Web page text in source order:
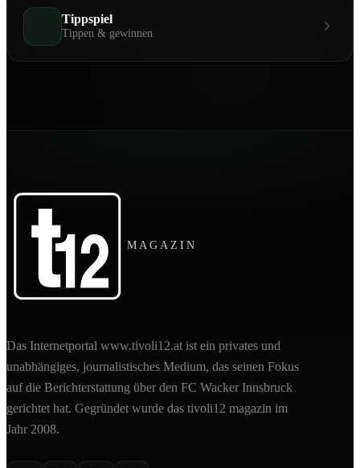
Tippspiel
Tippen & gewinnen
MAGAZIN
Das Internetportal www.tivoli12.at ist ein privates und
unabhängiges, journalistisches Medium, das seinen Fokus
auf die Berichterstattung über den FC Wacker Innsbruck
gerichtet hat. Gegründet wurde das tivoli12 magazin im
Jahr 2008.